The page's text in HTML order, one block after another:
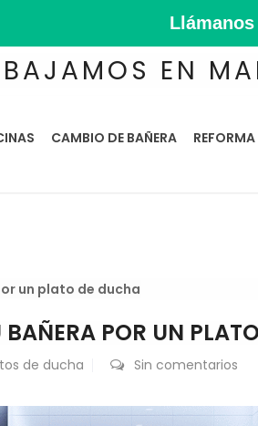
Llámanos
EN
CAMBIO DE BAÑERA
un plato de ducha
POR UN
de ducha Sin comentarios